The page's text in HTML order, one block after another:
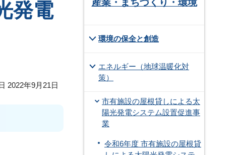
発電
2022年9月21日
産業・まちづくり・環境
環境の保全と創造
エネルギー（地球温暖化対
策）
市有施設の屋根貸しによる太
陽光発電システム設置促進事
業
令和6年度 市有施設の屋根貸